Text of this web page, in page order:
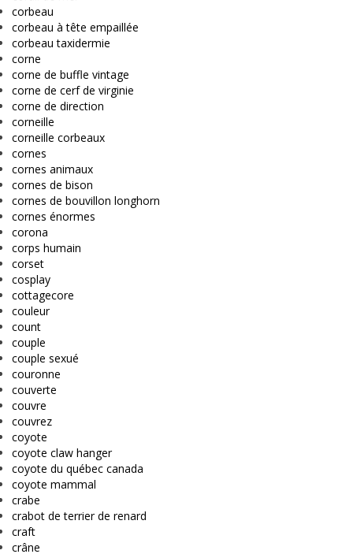
corbeau
corbeau à tête empaillée
corbeau taxidermie
corne
corne de buffle vintage
corne de cerf de virginie
corne de direction
corneille
corneille corbeaux
cornes
cornes animaux
cornes de bison
cornes de bouvillon longhorn
cornes énormes
corona
corps humain
corset
cosplay
cottagecore
couleur
count
couple
couple sexué
couronne
couverte
couvre
couvrez
coyote
coyote claw hanger
coyote du québec canada
coyote mammal
crabe
crabot de terrier de renard
craft
crâne